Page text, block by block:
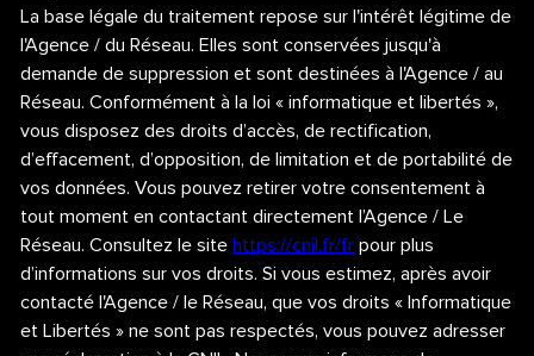
La base légale du traitement repose sur l'intérêt légitime de
l'Agence / du Réseau. Elles sont conservées jusqu'à
demande de suppression et sont destinées à l'Agence / au
Réseau. Conformément à la loi « informatique et libertés »,
vous disposez des droits d’accès, de rectification,
d’effacement, d’opposition, de limitation et de portabilité de
vos données. Vous pouvez retirer votre consentement à
tout moment en contactant directement l’Agence / Le
Réseau. Consultez le site https://cnil.fr/fr pour plus
d’informations sur vos droits. Si vous estimez, après avoir
contacté l'Agence / le Réseau, que vos droits « Informatique
et Libertés » ne sont pas respectés, vous pouvez adresser